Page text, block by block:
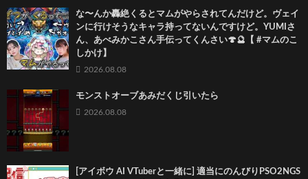
な〜んか轟絶くるとマムがやらされてんだけど。ヴェイ
ンに行けそうなキャラ持ってないんですけど。YUMIさ
ん、あべみかこさん手伝ってくんさい🍄🔮【 #マムのこ
しかけ】
2026.08.08
モンストオーブあみだくじ引いたら
2026.08.08
[アイボウ AI VTuberと一緒に] 適当にのんびりPSO2NGS